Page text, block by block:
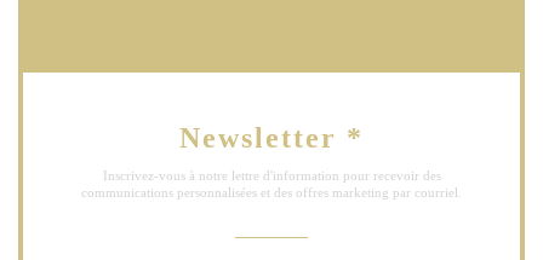
Newsletter *
Inscrivez-vous à notre lettre d'information pour recevoir des
communications personnalisées et des offres marketing par courriel.